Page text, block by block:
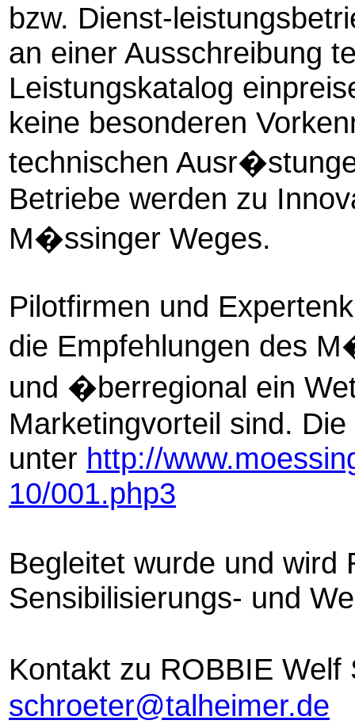
bzw. Dienst-
an einer Ausschreibung
Leistungskatalog
keine besonderen
technischen
Betriebe werden zu
M�ssinger Weges.
Pilotfirmen und
die Empfehlungen des
und �berregional ein
Marketingvorteil sind.
unter http://
10/001.php3
Begleitet wurde und wird
Sensibilisierungs- und
Kontakt zu ROBBIE Welf
schroeter@talheimer.de